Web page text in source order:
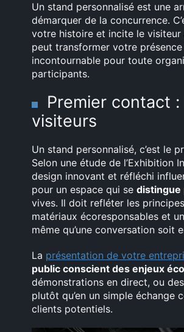
Un stand personnalisé est une
démarquer de la concurrence.
votre histoire et incite le visiteur
peut transformer votre
incontournable pour toute
participants.
Premier contact :
visiteurs
Un stand personnalisé, c’est le
Selon une étude de l’Exhibition
design innovant et réfléchi
pour un espace qui se distingue
vives. Il doit refléter les
matériaux écoresponsables et
même qu’une conversation soit
La présentation de votre
public conscient des enjeux
démonstrations en direct, ou
plutôt qu’en un simple échange
clients potentiels.